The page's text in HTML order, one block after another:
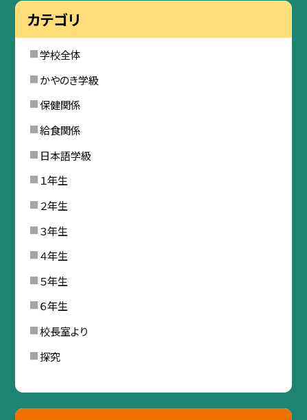
カテゴリ
学校全体
かやのき学級
保健関係
給食関係
日本語学級
１年生
２年生
３年生
４年生
５年生
６年生
校長室より
探究